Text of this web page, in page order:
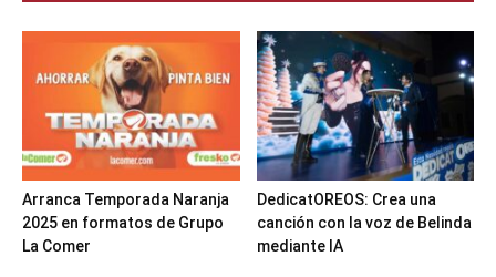
Arranca Temporada Naranja
2025 en formatos de Grupo
La Comer
DedicatOREOS: Crea una
canción con la voz de Belinda
mediante IA